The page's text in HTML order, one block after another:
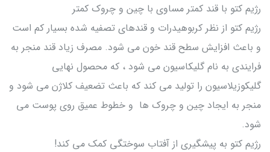
رژیم کتو با قند کمتر مساوی با چین و چروک کمتر
رژیم کتو از نظر کربوهیدرات و قندهای تصفیه شده بسیار کم است
و باعث افزایش سطح قند خون می شود. مصرف زیاد قند منجر به
فرایندی به نام گلیکاسیون می شود ، که محصول نهایی
گلیکوزیلاسیون را تولید می کند که باعث تضعیف کلاژن می شود و
منجر به ایجاد چین و چروک ها و خطوط عمیق روی پوست می
شود.
رژیم کتو به پیشگیری از آفتاب سوختگی کمک می کند!